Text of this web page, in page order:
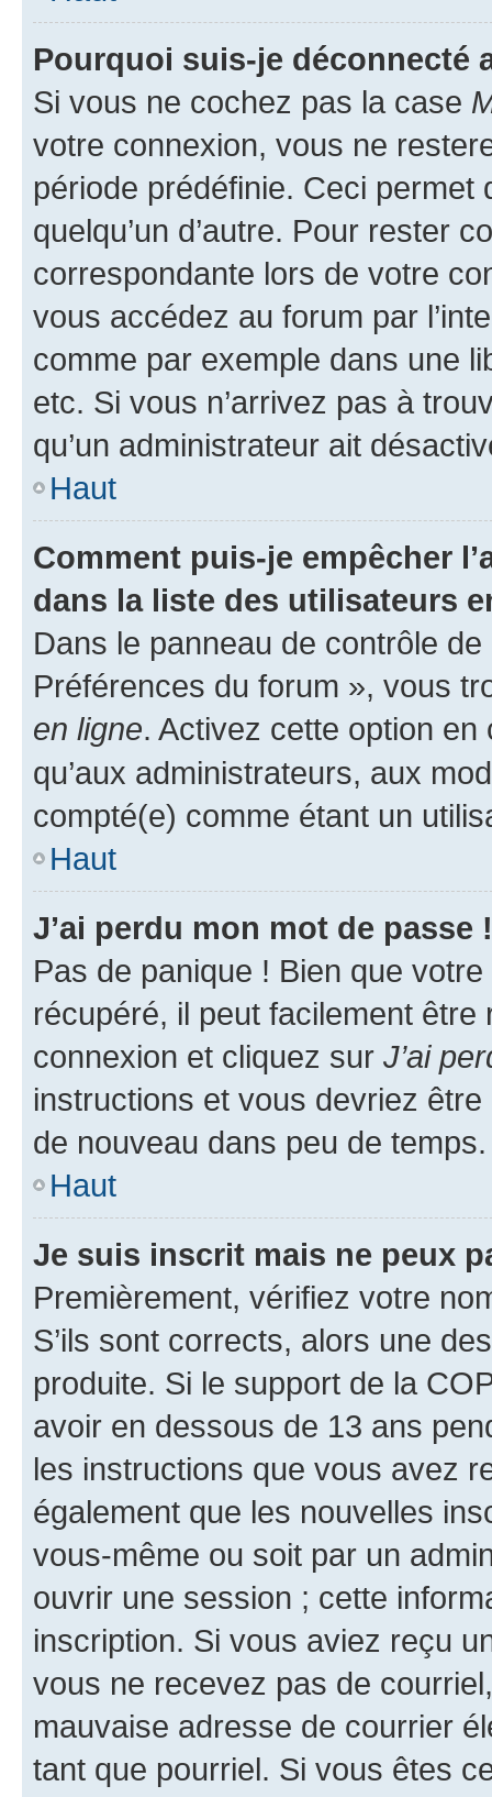
Pourquoi suis-je déconnecté
Si vous ne cochez pas la case
votre connexion, vous ne
période prédéfinie. Ceci permet
quelqu’un d’autre. Pour rester
correspondante lors de votre
vous accédez au forum par
comme par exemple dans une
etc. Si vous n’arrivez pas à
qu’un administrateur ait
Haut
Comment puis-je empêcher
dans la liste des utilisateurs
Dans le panneau de contrôle
Préférences du forum », vous
en ligne. Activez cette option
qu’aux administrateurs, aux
compté(e) comme étant un
Haut
J’ai perdu mon mot de passe !
Pas de panique ! Bien que
récupéré, il peut facilement
connexion et cliquez sur J’ai
instructions et vous devriez
de nouveau dans peu de temps.
Haut
Je suis inscrit mais ne peux
Premièrement, vérifiez votre
S’ils sont corrects, alors une
produite. Si le support de la
avoir en dessous de 13 ans
les instructions que vous avez
également que les nouvelles
vous-même ou soit par un
ouvrir une session ; cette
inscription. Si vous aviez reçu
vous ne recevez pas de
mauvaise adresse de courrier
tant que pourriel. Si vous êtes